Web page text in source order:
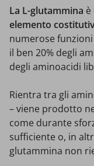
La L-glutammina è
elemento
numerose
il ben 20% degli
degli aminoacidi
Rientra tra gli
– viene prodotto
come durante
sufficiente o, in
glutammina non